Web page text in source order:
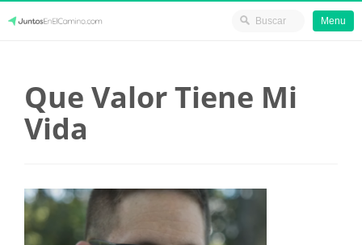
content
Menu
Que Valor Tiene Mi
Vida